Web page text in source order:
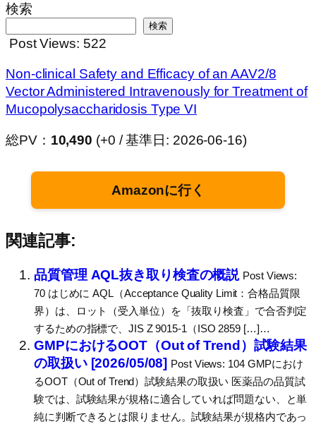
検索
検索
Post Views: 522
Non-clinical Safety and Efficacy of an AAV2/8
Vector Administered Intravenously for Treatment of
Mucopolysaccharidosis Type VI
総PV： 10,490 (+0 / 基準日: 2026-06-16)
Amazonに行く
関連記事:
品質管理 AQL抜き取り検査の概説 Post Views:
70 はじめに AQL（Acceptance Quality Limit：合格品質限
界）は、ロット（受入単位）を「抜取り検査」で合否判定
するための指標で、JIS Z 9015-1（ISO 2859 […]…
GMPにおけるOOT（Out of Trend）試験結果
の取扱い [2026/05/08] Post Views: 104 GMPにおけ
るOOT（Out of Trend）試験結果の取扱い 医薬品の品質試
験では、試験結果が規格に適合していれば問題ない、と単
純に判断できるとは限りません。試験結果が規格内であっ